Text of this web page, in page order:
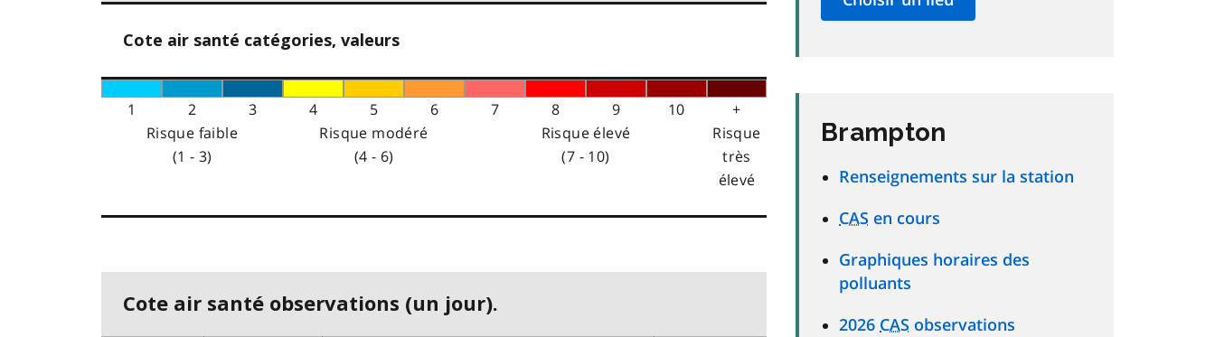
Cote air santé catégories, valeurs
1 2 3 4 5 6 7 8 9 10
+
Risque faible
(1 - 3)
Risque modéré
(4 - 6)
Risque élevé
(7 - 10)
Risque
très
élevé
Cote air santé observations (un jour).
Brampton
Renseignements sur la station
CAS en cours
Graphiques horaires des
polluants
2026 CAS observations